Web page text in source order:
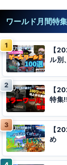
ワールド月間特
【
ル別
【
特集
【
め